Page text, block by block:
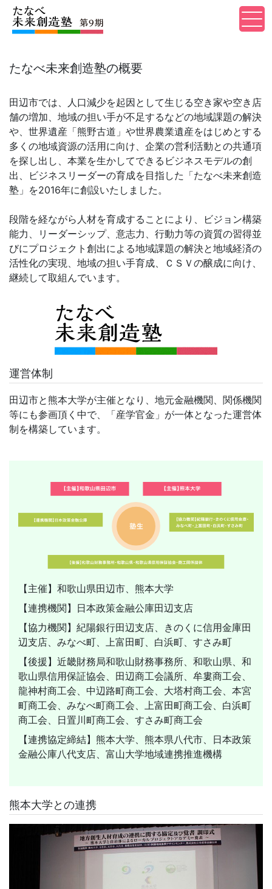
たなべ未来創造塾の概要
田辺市では、人口減少を起因として生じる空き家や空き店
舗の増加、地域の担い手が不足するなどの地域課題の解決
や、世界遺産「熊野古道」や世界農業遺産をはじめとする
多くの地域資源の活用に向け、企業の営利活動との共通項
を探し出し、本業を生かしてできるビジネスモデルの創
出、ビジネスリーダーの育成を目指した「たなべ未来創造
塾」を2016年に創設いたしました。
段階を経ながら人材を育成することにより、ビジョン構築
能力、リーダーシップ、意志力、行動力等の資質の習得並
びにプロジェクト創出による地域課題の解決と地域経済の
活性化の実現、地域の担い手育成、ＣＳＶの醸成に向け、
継続して取組んでいます。
運営体制
田辺市と熊本大学が主催となり、地元金融機関、関係機関
等にも参画頂く中で、「産学官金」が一体となった運営体
制を構築しています。
【主催】和歌山県田辺市、熊本大学
【連携機関】日本政策金融公庫田辺支店
【協力機関】紀陽銀行田辺支店、きのくに信用金庫田
辺支店、みなべ町、上富田町、白浜町、すさみ町
【後援】近畿財務局和歌山財務事務所、和歌山県、和
歌山県信用保証協会、田辺商工会議所、牟婁商工会、
龍神村商工会、中辺路町商工会、大塔村商工会、本宮
町商工会、みなべ町商工会、上富田町商工会、白浜町
商工会、日置川町商工会、すさみ町商工会
【連携協定締結】熊本大学、熊本県八代市、日本政策
金融公庫八代支店、富山大学地域連携推進機構
熊本大学との連携